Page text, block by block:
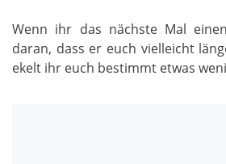
Wenn ihr das nächste Mal
daran, dass er euch vielleicht
ekelt ihr euch bestimmt etwas